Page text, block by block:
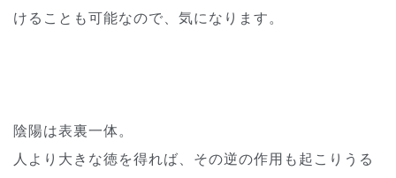
けることも可能なので、気になります。
陰陽は表裏一体。
人より大きな徳を得れば、その逆の作用も起こりうる